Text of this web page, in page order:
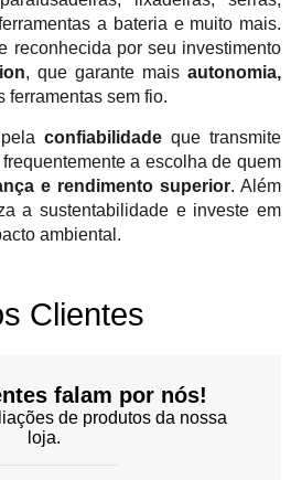
a bateria e muito mais.
reconhecida por seu investimento
, que garante maisautonomia,
ferramentas sem fio.
pelaconfiabilidade que transmite
a escolha de quem
e rendimento superior. Além
a sustentabilidade e investe em
ambiental.
Clientes
falam por nós!
de produtos da nossa
loja.